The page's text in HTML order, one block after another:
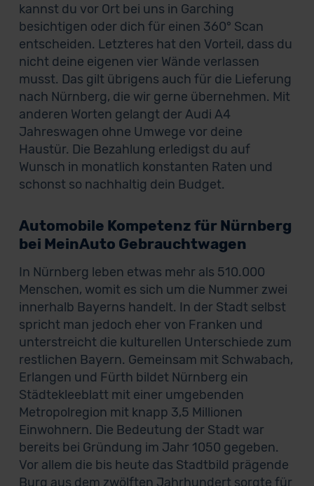
kannst du vor Ort bei uns in Garching
besichtigen oder dich für einen 360° Scan
entscheiden. Letzteres hat den Vorteil, dass du
nicht deine eigenen vier Wände verlassen
musst. Das gilt übrigens auch für die Lieferung
nach Nürnberg, die wir gerne übernehmen. Mit
anderen Worten gelangt der Audi A4
Jahreswagen ohne Umwege vor deine
Haustür. Die Bezahlung erledigst du auf
Wunsch in monatlich konstanten Raten und
schonst so nachhaltig dein Budget.
Automobile Kompetenz für Nürnberg
bei MeinAuto Gebrauchtwagen
In Nürnberg leben etwas mehr als 510.000
Menschen, womit es sich um die Nummer zwei
innerhalb Bayerns handelt. In der Stadt selbst
spricht man jedoch eher von Franken und
unterstreicht die kulturellen Unterschiede zum
restlichen Bayern. Gemeinsam mit Schwabach,
Erlangen und Fürth bildet Nürnberg ein
Städtekleeblatt mit einer umgebenden
Metropolregion mit knapp 3,5 Millionen
Einwohnern. Die Bedeutung der Stadt war
bereits bei Gründung im Jahr 1050 gegeben.
Vor allem die bis heute das Stadtbild prägende
Burg aus dem zwölften Jahrhundert sorgte für